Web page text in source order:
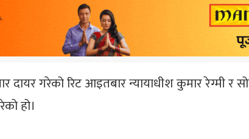
दायर गरेको रिट आइतबार न्यायाधीश कुमार रेग्मी र
हो।